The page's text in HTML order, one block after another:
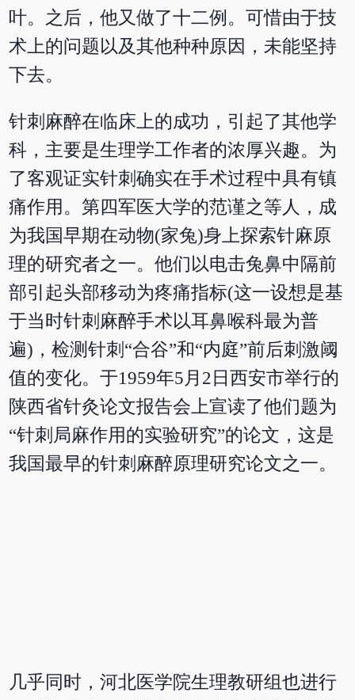
叶。之后，他又做了十二例。可惜由于技
术上的问题以及其他种种原因，未能坚持
下去。
针刺麻醉在临床上的成功，引起了其他学
科，主要是生理学工作者的浓厚兴趣。为
了客观证实针刺确实在手术过程中具有镇
痛作用。第四军医大学的范谨之等人，成
为我国早期在动物(家兔)身上探索针麻原
理的研究者之一。他们以电击兔鼻中隔前
部引起头部移动为疼痛指标(这一设想是基
于当时针刺麻醉手术以耳鼻喉科最为普
遍)，检测针刺“合谷”和“内庭”前后刺激阈
值的变化。于1959年5月2日西安市举行的
陕西省针灸论文报告会上宣读了他们题为
“针刺局麻作用的实验研究”的论文，这是
我国最早的针刺麻醉原理研究论文之一。
几乎同时，河北医学院生理教研组也进行